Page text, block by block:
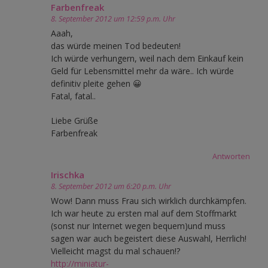
Farbenfreak
8. September 2012 um 12:59 p.m. Uhr
Aaah,
das würde meinen Tod bedeuten!
Ich würde verhungern, weil nach dem Einkauf kein
Geld für Lebensmittel mehr da wäre.. Ich würde
definitiv pleite gehen 😀
Fatal, fatal..
Liebe Grüße
Farbenfreak
Antworten
Irischka
8. September 2012 um 6:20 p.m. Uhr
Wow! Dann muss Frau sich wirklich durchkämpfen.
Ich war heute zu ersten mal auf dem Stoffmarkt
(sonst nur Internet wegen bequem)und muss
sagen war auch begeistert diese Auswahl, Herrlich!
Vielleicht magst du mal schauen!?
http://miniatur-